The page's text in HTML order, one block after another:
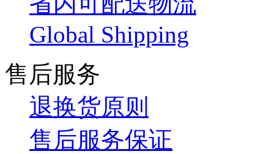
Global Shipping
售后服务
退换货原则
售后服务保证